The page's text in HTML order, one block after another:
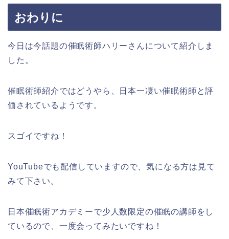
おわりに
今日は今話題の催眠術師ハリーさんについて紹介しま
した。
催眠術師紹介ではどうやら、日本一凄い催眠術師と評
価されているようです。
スゴイですね！
YouTubeでも配信していますので、気になる方は見て
みて下さい。
日本催眠術アカデミーで少人数限定の催眠の講師をし
ているので、一度会ってみたいですね！